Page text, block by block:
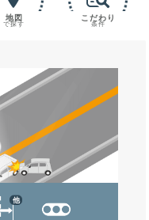
地図
で探す
こだわり
条件
他